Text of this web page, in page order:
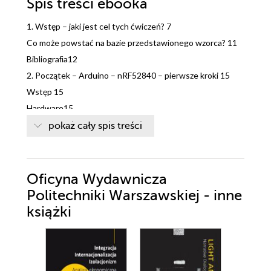
Spis treści ebooka
1. Wstęp – jaki jest cel tych ćwiczeń? 7
Co może powstać na bazie przedstawionego wzorca? 11
Bibliograﬁa12
2. Początek – Arduino – nRF52840 – pierwsze kroki 15
Wstęp 15
Hardware15
Software – Arduino IDE 18
Ćwiczenie – instrukcja wprowadzająca – krok po kroku 24
Obsługa portów wejścia/wyjścia 25
Obsługa portu szeregowego 26
Wykorzystanie portu szeregowego do debugowania
programu 28
Zadania do wykonania w ramach ćwiczenia 29
Dodatkowe materiały 29
3. Typy danych stosowane w środowisku Arduino i
pokaż cały spis treści
Oficyna Wydawnicza
Politechniki Warszawskiej - inne
książki